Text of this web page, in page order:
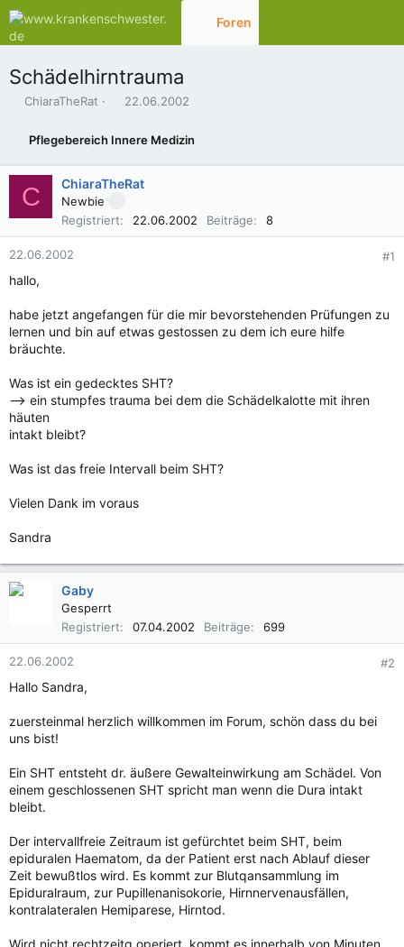
Foren
Schädelhirntrauma
E
e
l
ChiaraTheRat
E
t
e
l
22.06.2002
Pflegebereich Innere Medizin
C ChiaraTheRat
Newbie
Registriert
22.06.2002 Beiträge 8
22.06.2002 #1
hallo,
habe jetzt angefangen für die mir bevorstehenden Prüfungen zu
lernen und bin auf etwas gestossen zu dem ich eure hilfe
bräuchte.
Was ist ein gedecktes SHT?
--> ein stumpfes trauma bei dem die Schädelkalotte mit ihren
häuten
intakt bleibt?
Was ist das freie Intervall beim SHT?
Vielen Dank im voraus
Sandra
Gaby
Gesperrt
Registriert
07.04.2002 Beiträge 699
22.06.2002 #2
Hallo Sandra,
zuersteinmal herzlich willkommen im Forum, schön dass du bei
uns bist!
Ein SHT entsteht dr. äußere Gewalteinwirkung am Schädel. Von
einem geschlossenen SHT spricht man wenn die Dura intakt
bleibt.
Der intervallfreie Zeitraum ist gefürchtet beim SHT, beim
epiduralen Haematom, da der Patient erst nach Ablauf dieser
Zeit bewußtlos wird. Es kommt zur Blutqansammlung im
Epiduralraum, zur Pupillenanisokorie, Hirnnervenausfällen,
kontralateralen Hemiparese, Hirntod.
Wird nicht rechtzeitg operiert, kommt es innerhalb von Minuten